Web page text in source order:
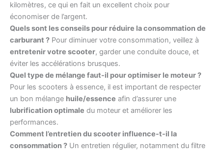
kilomètres, ce qui en fait un excellent choix pour
économiser de l’argent.
Quels sont les conseils pour réduire la consommation de
carburant ? Pour diminuer votre consommation, veillez à
entretenir votre scooter, garder une conduite douce, et
éviter les accélérations brusques.
Quel type de mélange faut-il pour optimiser le moteur ?
Pour les scooters à essence, il est important de respecter
un bon mélange huile/essence afin d’assurer une
lubrification optimale du moteur et améliorer les
performances.
Comment l’entretien du scooter influence-t-il la
consommation ? Un entretien régulier, notamment du filtre